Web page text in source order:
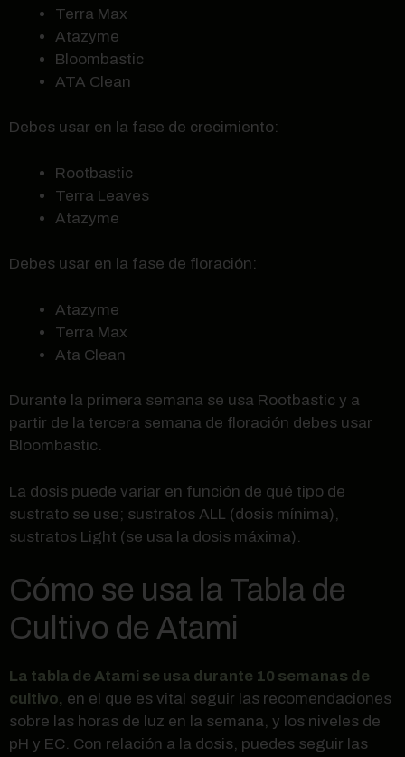
Terra Max
Atazyme
Bloombastic
ATA Clean
Debes usar en la fase de crecimiento:
Rootbastic
Terra Leaves
Atazyme
Debes usar en la fase de floración:
Atazyme
Terra Max
Ata Clean
Durante la primera semana se usa Rootbastic y a
partir de la tercera semana de floración debes usar
Bloombastic.
La dosis puede variar en función de qué tipo de
sustrato se use; sustratos ALL (dosis mínima),
sustratos Light (se usa la dosis máxima).
Cómo se usa la Tabla de
Cultivo de Atami
La tabla de Atami se usa durante 10 semanas de
cultivo, en el que es vital seguir las recomendaciones
sobre las horas de luz en la semana, y los niveles de
pH y EC. Con relación a la dosis, puedes seguir las